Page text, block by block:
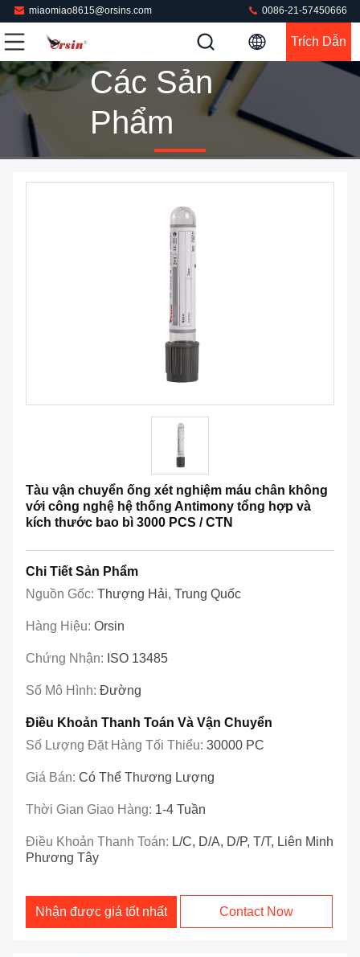
miaomiao8615@orsins.com 0086-21-57450666
Trích Dẫn
Các Sản
Phẩm
Tàu vận chuyển ống xét nghiệm máu chân không
với công nghệ hệ thống Antimony tổng hợp và
kích thước bao bì 3000 PCS / CTN
Chi Tiết Sản Phẩm
Nguồn Gốc: Thượng Hải, Trung Quốc
Hàng Hiệu: Orsin
Chứng Nhận: ISO 13485
Số Mô Hình: Đường
Điều Khoản Thanh Toán Và Vận Chuyển
Số Lượng Đặt Hàng Tối Thiểu: 30000 PC
Giá Bán: Có Thể Thương Lượng
Thời Gian Giao Hàng: 1-4 Tuần
Điều Khoản Thanh Toán: L/C, D/A, D/P, T/T, Liên Minh
Phương Tây
Nhận được giá tốt nhất Contact Now